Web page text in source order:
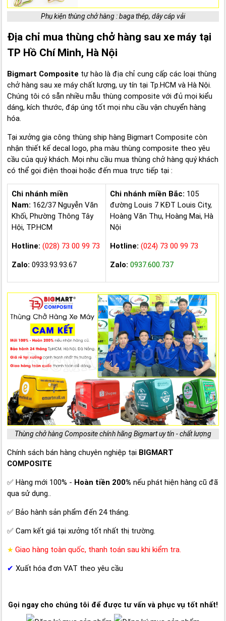
Phụ kiện thùng chở hàng : baga thép, dây cáp vải
Địa chỉ mua thùng chở hàng sau xe máy tại
TP Hồ Chí Minh, Hà Nội
Bigmart Composite tự hào là địa chỉ cung cấp các loại thùng
chở hàng sau xe máy chất lượng, uy tín tại Tp.HCM và Hà Nội.
Chúng tôi có sẵn nhiều mẫu thùng composite với đủ mọi kiểu
dáng, kích thước, đáp úng tốt mọi nhu cầu vận chuyển hàng
hóa.
Tại xưởng gia công thùng ship hàng Bigmart Composite còn
nhận thiết kế decal logo, pha màu thùng composite theo yêu
cầu của quý khách. Mọi nhu cầu mua thùng chở hàng quý khách
có thể gọi điện thoại hoặc đến mua trực tiếp tại :
Chi nhánh miền
Nam: 162/37 Nguyễn Văn
Khối, Phường Thông Tây
Hội, TP.HCM
Hotline: (028) 73 00 99 73
Zalo: 0933.93.93.67
Chi nhánh miền Bắc: 105
đường Louis 7 KĐT Louis City,
Hoàng Văn Thụ, Hoàng Mai, Hà
Nội
Hotline: (024) 73 00 99 73
Zalo: 0937.600.737
Thùng chở hàng Composite chính hãng Bigmart uy tín - chất lượng
Chính sách bán hàng chuyên nghiệp tại BIGMART
COMPOSITE
✅ Hàng mới 100% - Hoàn tiền 200% nếu phát hiện hàng cũ đã
qua sử dụng..
✅ Bảo hành sản phẩm đến 24 tháng.
✅ Cam kết giá tại xưởng tốt nhất thị trường.
★ Giao hàng toàn quốc, thanh toán sau khi kiểm tra.
✔ Xuất hóa đơn VAT theo yêu cầu
Gọi ngay cho chúng tôi để được tư vấn và phục vụ tốt nhất!